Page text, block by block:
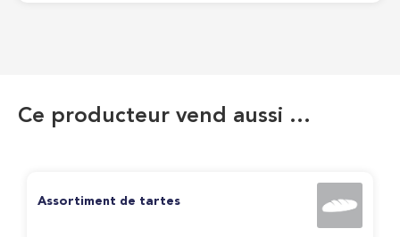
Ce producteur vend aussi …
Assortiment de tartes